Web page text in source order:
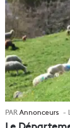
Annonceurs